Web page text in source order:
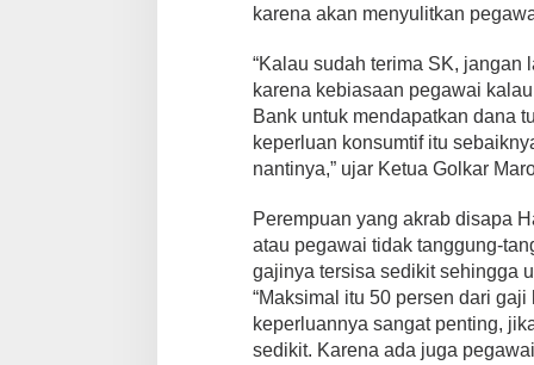
karena akan menyulitkan
“Kalau sudah terima SK, jangan
karena kebiasaan pegawai
Bank untuk mendapatkan dana
keperluan konsumtif itu
nantinya,” ujar Ketua Golkar
Perempuan yang akrab disapa
atau pegawai tidak tanggung-
gajinya tersisa sedikit sehingga
“Maksimal itu 50 persen dari
keperluannya sangat penting,
sedikit. Karena ada juga